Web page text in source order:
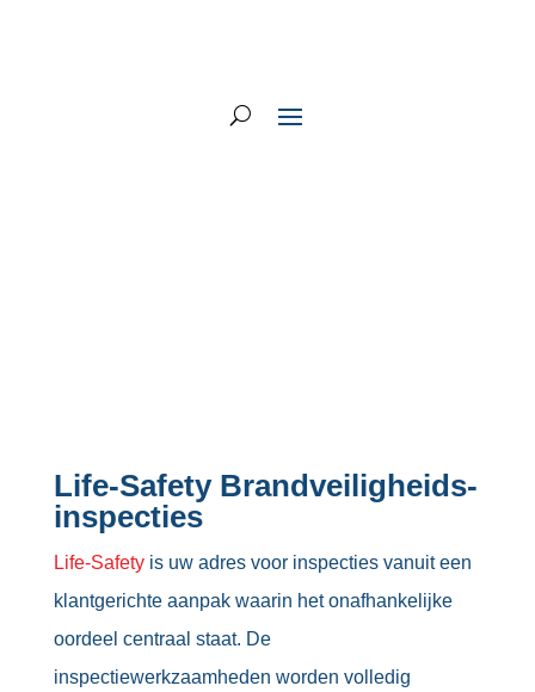
Life-Safety Brandveiligheids­
inspecties
Life-Safetyis uw adres voor inspecties vanuit een
klantgerichte aanpak waarin het onafhankelijke
oordeel centraal staat. De
inspectiewerkzaamheden worden volledig